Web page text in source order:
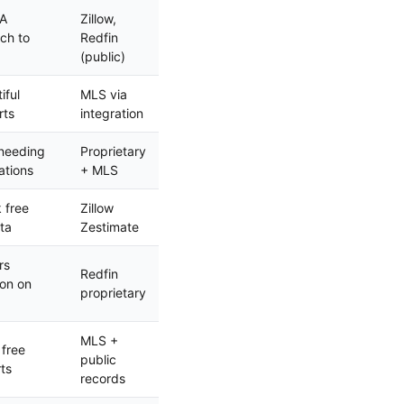
to
Zillow,
Redfin
(public)
MLS via
integration
Proprietary
+ MLS
free
Zillow
Zestimate
on
Redfin
proprietary
MLS +
public
records